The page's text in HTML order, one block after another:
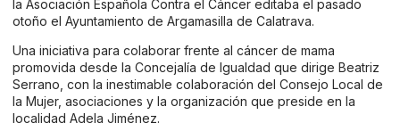
la Asociación Española Contra el Cáncer editaba el pasado
otoño el Ayuntamiento de Argamasilla de Calatrava.
Una iniciativa para colaborar frente al cáncer de mama
promovida desde la Concejalía de Igualdad que dirige Beatriz
Serrano, con la inestimable colaboración del Consejo Local de
la Mujer, asociaciones y la organización que preside en la
localidad Adela Jiménez.